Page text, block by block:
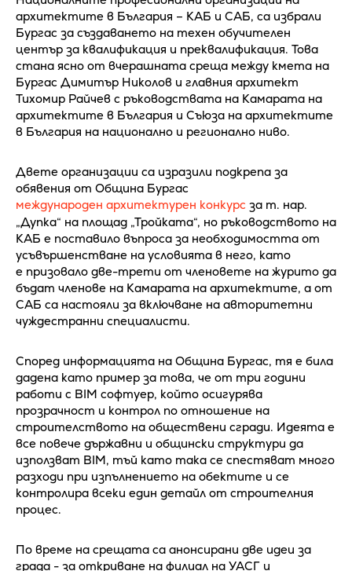
архитектите в България – КАБ и САБ, са избрали
Бургас за създаването на техен обучителен
център за квалификация и преквалификация. Това
стана ясно от вчерашната среща между кмета на
Бургас Димитър Николов и главния архитект
Тихомир Райчев с ръководствата на Камарата на
архитектите в България и Съюза на архитектите
в България на национално и регионално ниво.
Двете организации са изразили подкрепа за
обявения от Община Бургас
международен архитектурен конкурс за т. нар.
„Дупка“ на площад „Тройката“, но ръководството на
КАБ е поставило въпроса за необходимостта от
усъвършенстване на условията в него, като
е призовало две-трети от членовете на журито да
бъдат членове на Камарата на архитектите, а от
САБ са настояли за включване на авторитетни
чуждестранни специалисти.
Според информацията на Община Бургас, тя е била
дадена като пример за това, че от три години
работи с BIM софтуер, който осигурява
прозрачност и контрол по отношение на
строителството на обществени сгради. Идеята е
все повече държавни и общински структури да
използват BIM, тъй като така се спестяват много
разходи при изпълнението на обектите и се
контролира всеки един детайл от строителния
процес.
По време на срещата са анонсирани две идеи за
града - за откриване на филиал на УАСГ и